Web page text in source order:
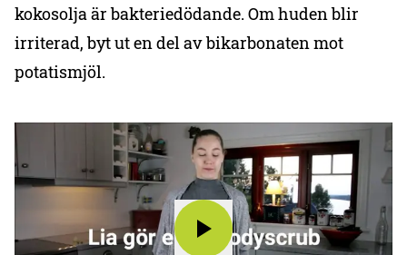
kokosolja är bakteriedödande. Om huden blir
irriterad, byt ut en del av bikarbonaten mot
potatismjöl.